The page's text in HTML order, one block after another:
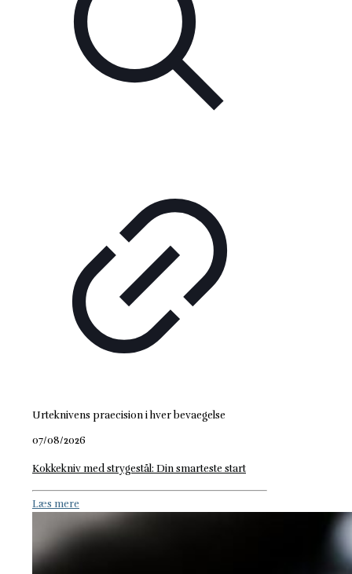
Urteknivens praecision i hver bevaegelse
07/08/2026
Kokkekniv med strygestål: Din smarteste start
Læs mere